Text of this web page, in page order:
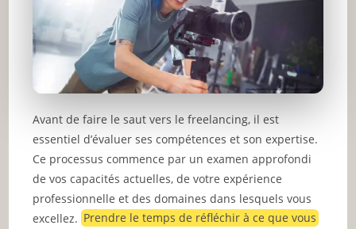
Avant de faire le saut vers le freelancing, il est
essentiel d’évaluer ses compétences et son expertise.
Ce processus commence par un examen approfondi
de vos capacités actuelles, de votre expérience
professionnelle et des domaines dans lesquels vous
excellez.Prendre le temps de réfléchir à ce que vous